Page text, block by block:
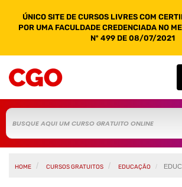
ÚNICO SITE DE CURSOS LIVRES COM
POR UMA FACULDADE CREDENCIADA NO
Nº 499 DE 08/07/2021
HOME CURSOS GRATUITOS EDUCAÇÃO